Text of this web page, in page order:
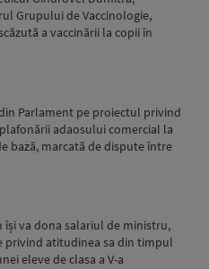
Grupului de Vaccinologie,
a vaccinării la copii în
Parlament pe proiectul privind
adaosului comercial la
bază, marcată de dispute între
își va dona salariul de ministru,
privind atitudinea sa din timpul
eleve de clasa a V-a